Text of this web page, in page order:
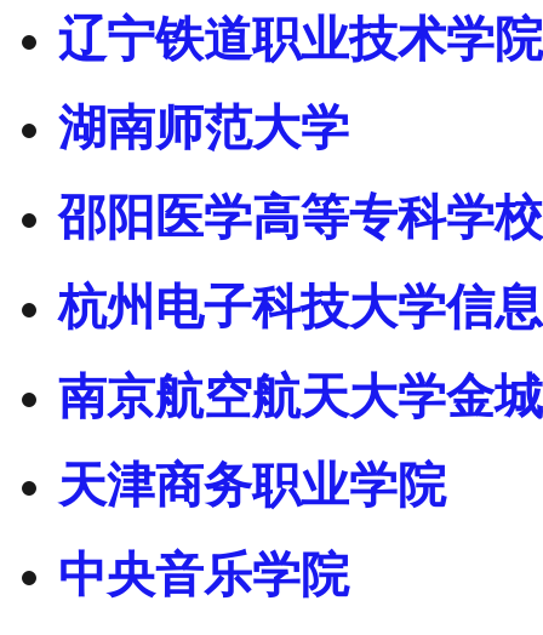
辽宁铁道职业技术学院
湖南师范大学
邵阳医学高等专科学校
杭州电子科技大学信
南京航空航天大学金
天津商务职业学院
中央音乐学院